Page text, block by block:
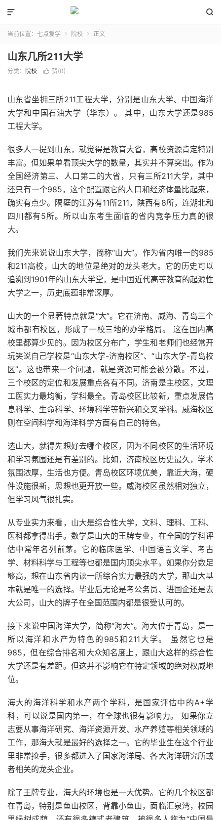


当前位置： 七点爱学  院校  正文
山东几所211大学
分类： 院校  赞(0)
山东省坐拥三所211工程大学，分别是山东大学、中国海洋
大学和中国石油大学（华东）。 其中，山东大学还是985
工程大学。
很多人一提到山东，就觉得是教育大省，高校资源肯定特别
丰富。但如果单看顶尖大学的数量，其实并不算突出。作为
全国经济第三、人口第二的大省，只有三所211大学，其中
还只有一个985，这个配置跟它的人口和经济体量比起来，
确实有点少。隔壁的江苏有11所211，陕西有8所，连湖北和
四川都有5所。所以山东考生面临的省内竞争压力真的很
大。
我们先来说说山东大学，简称“山大”。作为省内唯一的985
和211高校，山大的地位是绝对的龙头老大。它的历史可以
追溯到1901年的山东大学堂，是中国近代高等教育的起源性
大学之一，历史底蕴非常深厚。
山大的一个显著特点就是“大”。它在济南、威海、青岛三个
城市都有校区，形成了一校三地的办学格局。 这在国内高
校里都算少见的。因为校区分布广，学生和老师们也经常开
玩笑说自己学校是“山东大学-济南校区”、“山东大学-青岛校
区”。这也带来一个问题，就是资源可能会被分散。不过，
三个校区的定位和发展重点各有不同。济南是主校区，文理
工医实力最均衡，学科最全。青岛校区比较新，重点发展信
息科学、生命科学、环境科学等新兴和交叉学科。威海校区
则在空间科学和海洋科学方面有自己的特色。
选山大，就得先想好去哪个校区，因为不同校区的生活环境
和学习氛围还是有差别的。比如，济南校区历史最久，学术
氛围浓厚，生活也方便。青岛校区环境优美，靠近大海，硬
件设施很新，思想也更开放一些。威海校区虽然相对独立，
但学习风气很扎实。
从专业实力来看，山大是综合性大学，文科、理科、工科、
医科都拿得出手。数学是山大的王牌专业，在全国的学科评
估中常年名列前茅。它的临床医学、中国语言文学、考古
学、材料科学与工程等也都是国内顶尖水平。如果你分数足
够高，想在山东省内读一所综合实力最强的大学，那山大基
本就是唯一的选择。毕业后无论是考公务员、进国企还是去
大公司，山大的牌子在全国范围内都是很受认可的。
接下来说中国海洋大学，简称“海大”。海大位于青岛，是一
所以海洋和水产为特色的985和211大学。 虽然它也是
985，但在综合排名和大众知名度上，跟山大这样的综合性
大学还是有差距。但这并不影响它在特定领域的绝对权威地
位。
海大的海洋科学和水产两个学科，是国家评估中的A+学
科，可以说是国内第一，在全球也很有影响力。 如果你立
志要从事海洋研究、海洋资源开发、水产养殖等相关领域的
工作，那海大就是最好的选择之一。它的毕业生在这个行业
里非常抢手，很多都进入了国家海洋局、各大海洋研究所或
者相关的龙头企业。
除了王牌专业，海大的环境也是一大优势。它的几个校区都
在青岛，特别是鱼山校区，背靠小鱼山，面临汇泉湾，校园